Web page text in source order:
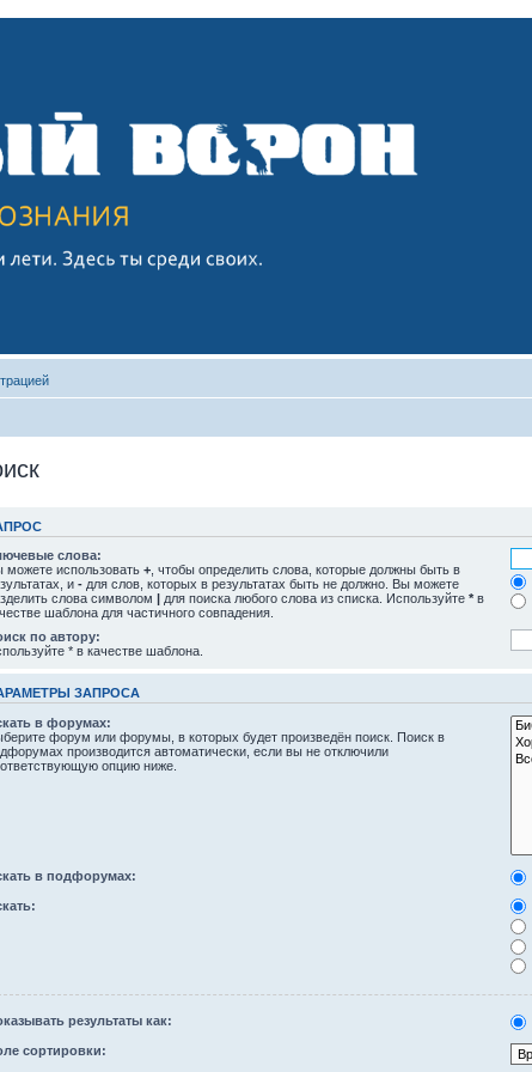
слова:
можете использовать+ , чтобы определить слова, которые должны быть в
и- для слов, которых в результатах быть не должно. Вы можете
слова символом| для поиска любого слова из списка. Используйте* в
шаблона для частичного совпадения.
по автору:
* в качестве шаблона.
ЗАПРОСА
в форумах:
форум или форумы, в которых будет произведён поиск. Поиск в
производится автоматически, если вы не отключили
опцию ниже.
в подфорумах:
результаты как:
сортировки: